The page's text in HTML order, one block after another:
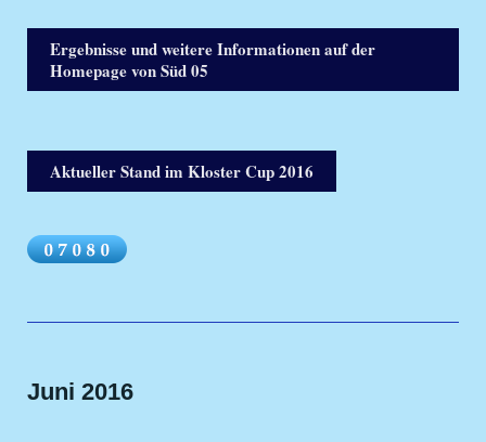
Ergebnisse und weitere Informationen auf der
Homepage von Süd 05
Aktueller Stand im Kloster Cup 2016
Juni 2016